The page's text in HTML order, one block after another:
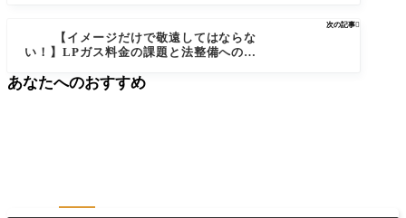
次の記事
【イメージだけで敬遠してはならな
い！】LPガス料金の課題と法整備へのみ
あなたへのおすすめ